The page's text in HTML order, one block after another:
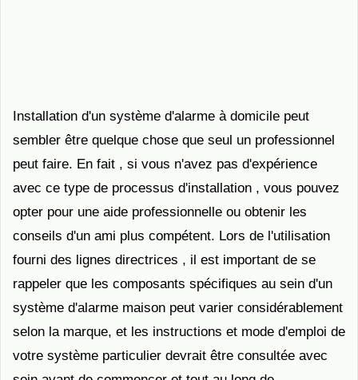
Installation d'un système d'alarme à domicile peut
sembler être quelque chose que seul un professionnel
peut faire. En fait , si vous n'avez pas d'expérience
avec ce type de processus d'installation , vous pouvez
opter pour une aide professionnelle ou obtenir les
conseils d'un ami plus compétent. Lors de l'utilisation
fourni des lignes directrices , il est important de se
rappeler que les composants spécifiques au sein d'un
système d'alarme maison peut varier considérablement
selon la marque, et les instructions et mode d'emploi de
votre système particulier devrait être consultée avec